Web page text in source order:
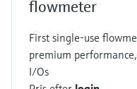
flowmeter
First single-use
premium
I/Os